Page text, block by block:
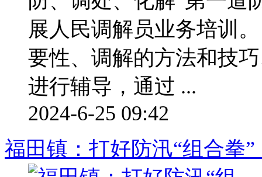
展人民调解员业务培
要性、调解的方法和技
进行辅导，通过 ...
2024-6-25 09:42
福田镇：打好防汛“组合拳